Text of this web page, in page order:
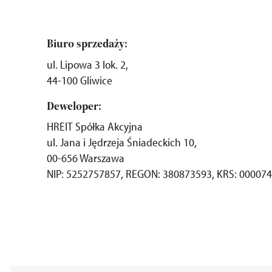
Biuro sprzedaży:
ul. Lipowa 3 lok. 2,
44-100 Gliwice
Deweloper:
HREIT Spółka Akcyjna
ul. Jana i Jędrzeja Śniadeckich 10,
00-656 Warszawa
NIP: 5252757857, REGON: 380873593, KRS: